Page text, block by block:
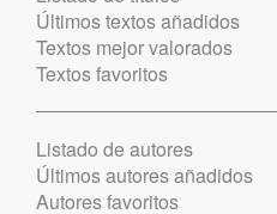
Últimos textos añadidos
Textos mejor valorados
Textos favoritos
Listado de autores
Últimos autores añadidos
Autores favoritos